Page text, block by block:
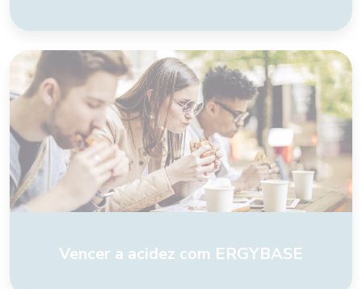
Vencer a acidez com ERGYBASE